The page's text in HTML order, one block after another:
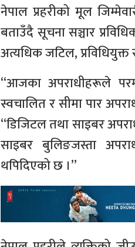
नेपाल प्रहरीको मूल
बताउँदै सूचना सञ्चार
अत्यधिक जटिल,
“आजका अपराधीहरूले
स्वचालित र सीमा पार
“डिजिटल तथा साइबर
साइबर बुलिङजस्ता
थपिदिएको छ ।”